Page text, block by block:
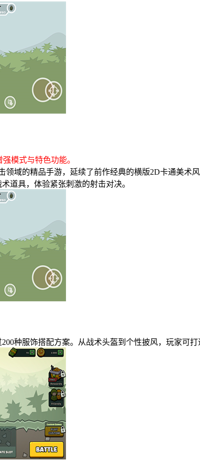
模式与特色功能。
领域的精品手游，延续了前作经典的横版2D卡通美术
道具，体验紧张刺激的射击对决。
种服饰搭配方案。从战术头盔到个性披风，玩家可